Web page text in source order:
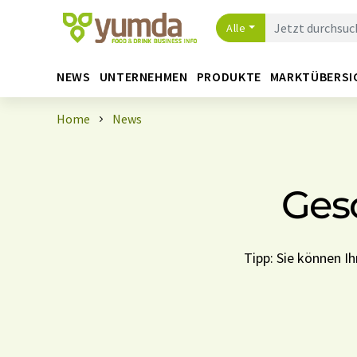
Alle
NEWS UNTERNEHMEN PRODUKTE
Home News
Tipp: Sie können